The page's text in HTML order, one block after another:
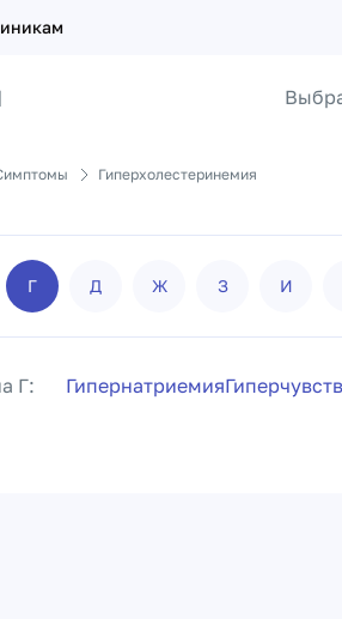
Гиперхолестеринемия
Г Д Ж З И
Г: Гипернатриемия